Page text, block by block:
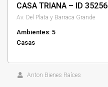
CASA TRIANA – ID 35256
Av. Del Plata y Barraca Grande
Ambientes: 5
Casas
Anton Bienes Raíces